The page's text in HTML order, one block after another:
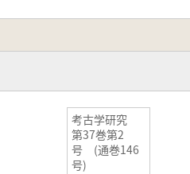
考古学研究
第37巻第2
号 (通巻146
号)